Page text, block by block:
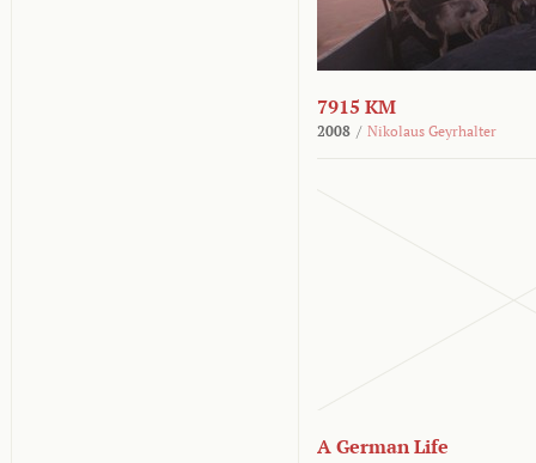
7915 KM
2008 / Nikolaus Geyrhalter
A German Life